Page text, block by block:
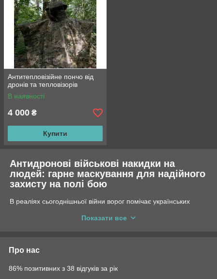
Антитепловізійне пончо від
дронів та тепловізорів
В наявності
4 000 ₴
Купити
Антидронові військові накидки на
людей: гарне маскування для надійного
захисту на полі бою
В реаліях сьогоднішньої війни ворог помічає українських
радіолокаційного обладнання. Критично потрібними є засоби,
продаж надійні військові накидки на людей та
Starlink
Маскування антидрон SASS Military
Показати все
Про нас
86% позитивних з 38 відгуків за рік